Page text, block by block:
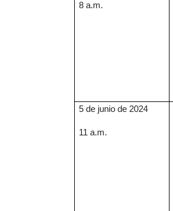
8 a.m.
5 de junio de 2024
11 a.m.